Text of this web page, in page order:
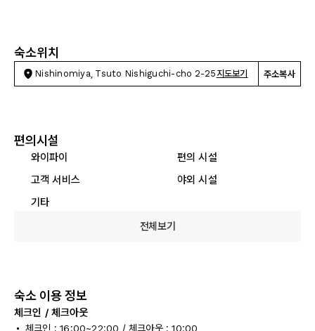
숙소위치
Nishinomiya, Tsuto Nishiguchi-cho 2-25 지도보기 주소복사
편의시설
와이파이
편의 시설
고객 서비스
야외 시설
기타
전체보기
숙소 이용 정보
체크인 / 체크아웃
체크인 : 16:00~22:00 / 체크아웃 : 10:00